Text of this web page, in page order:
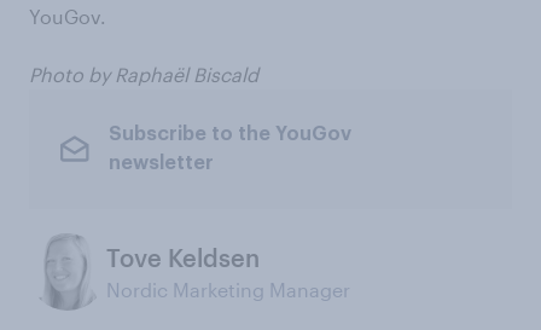
YouGov.
Photo by Raphaël Biscald
Subscribe to the YouGov
newsletter
Tove Keldsen
Nordic Marketing Manager